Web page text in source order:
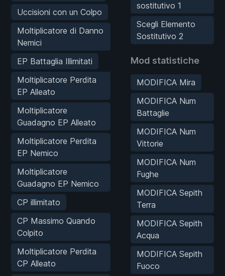
Uccisioni con un Colpo
Moltiplicatore di Danno
Nemici
EP Battaglia Illimitati
Moltiplicatore Perdita
EP Alleato
Moltiplicatore
Guadagno EP Alleato
Moltiplicatore Perdita
EP Nemico
Moltiplicatore
Guadagno EP Nemico
CP illimitato
CP Massimo Quando
Colpito
Moltiplicatore Perdita
CP Alleato
sostitutivo 1
Scegli Elemento
Sostitutivo 2
Mod statistiche
MODIFICA Mira
MODIFICA Num
Battaglie
MODIFICA Num
Vittorie
MODIFICA Num
Fughe
MODIFICA Sepith
Terra
MODIFICA Sepith
Acqua
MODIFICA Sepith
Fuoco